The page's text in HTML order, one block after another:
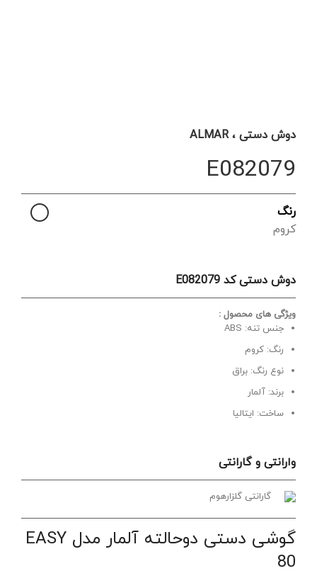
دوش دستی ، ALMAR
E082079
رنگ
کروم
دوش دستی کد E082079
ویژگی های محصول :
جنس تنه: ABS
رنگ: کروم
نوع رنگ: براق
برند: آلمار
ساخت: ایتالیا
وارانتی و گارانتی
گارانتی گلزارهوم
گوشی دستی دوحالته آلمار مدل EASY
80